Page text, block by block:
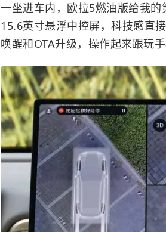
一坐进车内，欧拉5燃油版给我的
15.6英寸悬浮中控屏，科技感直
唤醒和OTA升级，操作起来跟玩